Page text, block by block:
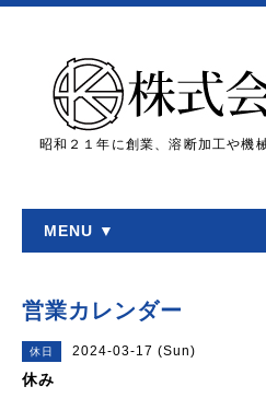
昭和２１年に創業、溶断加工や機
MENU ▼
営業カレンダー
休日 2024-03-17 (Sun)
休み